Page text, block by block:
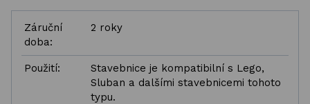
Záruční
doba:
2 roky
Použití:
Stavebnice je kompatibilní s Lego,
Sluban a dalšími stavebnicemi tohoto
typu.